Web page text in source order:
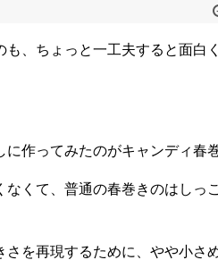
も、ちょっと一工夫すると面白
作ってみたのがキャンディ春
なくて、普通の春巻きのはしっ
さを再現するために、やや小さ